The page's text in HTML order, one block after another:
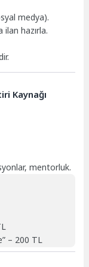
medya).
hazırla.
Kaynağı
mentorluk.
– 200 TL